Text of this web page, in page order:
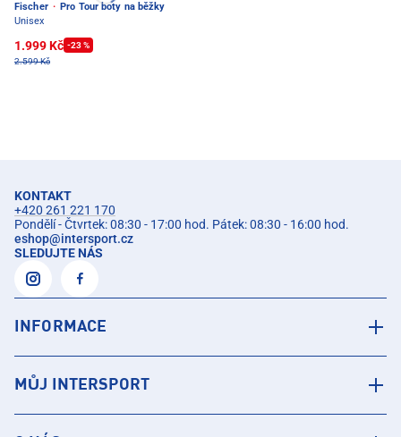
Fischer · Pro Tour boty na běžky
Unisex
1.999 Kč -23 %
2.599 Kč
KONTAKT
+420 261 221 170
Pondělí - Čtvrtek: 08:30 - 17:00 hod. Pátek: 08:30 - 16:00 hod.
eshop@intersport.cz
SLEDUJTE NÁS
INFORMACE
MŮJ INTERSPORT